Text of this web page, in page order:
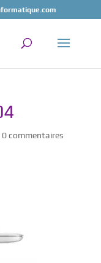
0 commentaires